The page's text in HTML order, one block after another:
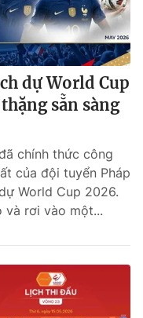
dự World Cup
sẵn sàng
chính thức công
của đội tuyển Pháp
World Cup 2026.
và rơi vào một...